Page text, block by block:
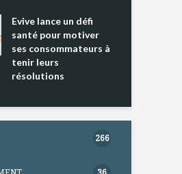
Evive lance un défi
santé pour motiver
ses consommateurs à
tenir leurs
résolutions
266